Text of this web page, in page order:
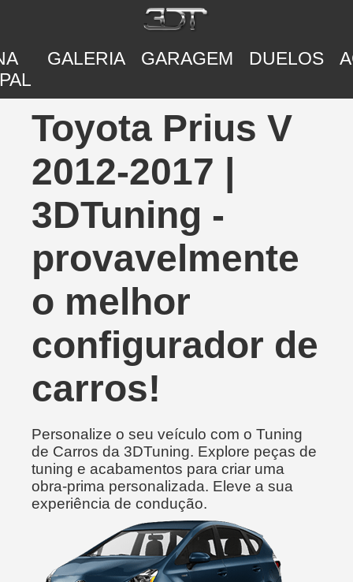
GALERIA GARAGEM DUELOS
Toyota Prius V
2012-2017 |
3DTuning -
provavelmente
o melhor
configurador de
carros!
Personalize o seu veículo com o Tuning
de Carros da 3DTuning. Explore peças de
tuning e acabamentos para criar uma
obra-prima personalizada. Eleve a sua
experiência de condução.